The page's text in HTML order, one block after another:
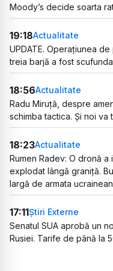
Moody’s decide soarta
19:18Actualitate
UPDATE. Operațiunea
treia barjă a fost
18:56Actualitate
Radu Miruță, despre
schimba tactica. Și noi va
18:23Actualitate
Rumen Radev: O dronă a
explodat lângă graniță.
largă de armata
17:11Știri Externe
Senatul SUA aprobă un
Rusiei. Tarife de până la